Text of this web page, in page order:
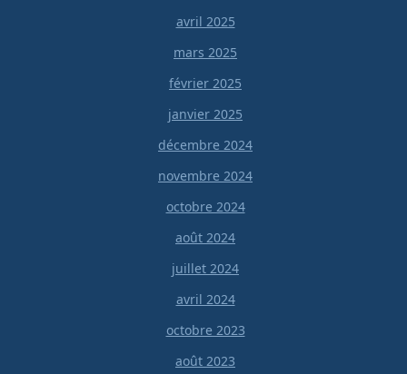
avril 2025
mars 2025
février 2025
janvier 2025
décembre 2024
novembre 2024
octobre 2024
août 2024
juillet 2024
avril 2024
octobre 2023
août 2023